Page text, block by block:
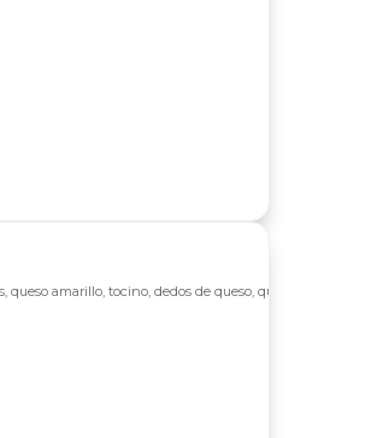
queso amarillo, tocino, dedos de queso, queso cheddar,